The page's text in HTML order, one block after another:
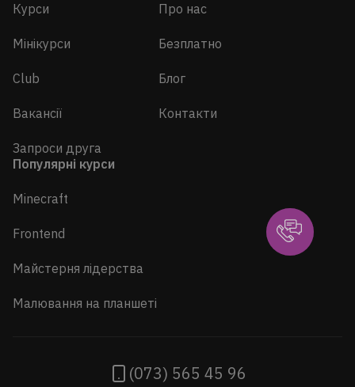
Курси
Мінікурси
Club
Вакансії
Запроси друга
Про нас
Безплатно
Блог
Контакти
Популярні курси
Minecraft
Frontend
Майстерня лідерства
Малювання на планшеті
(073) 565 45 96